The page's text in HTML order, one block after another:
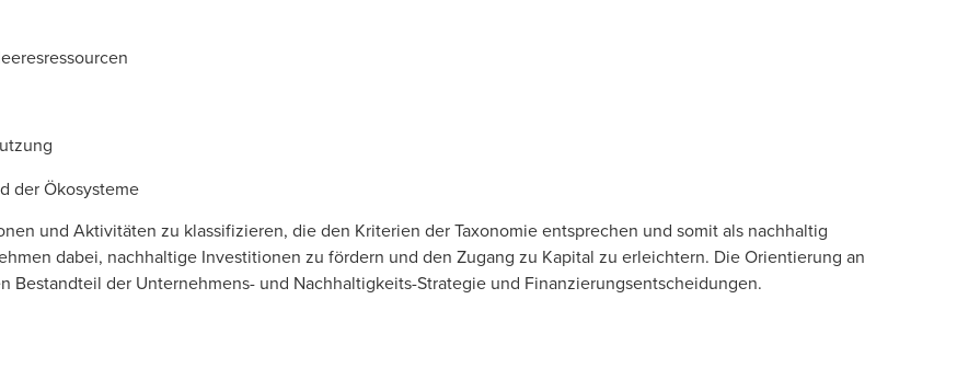
der Ökosysteme
und Aktivitäten zu klassifizieren, die den Kriterien der Taxonomie entsprechen und somit als nachhaltig
dabei, nachhaltige Investitionen zu fördern und den Zugang zu Kapital zu erleichtern. Die Orientierung an
der Unternehmens- und Nachhaltigkeits-Strategie und Finanzierungsentscheidungen.